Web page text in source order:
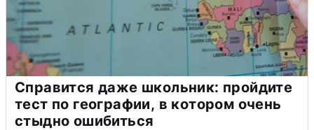
Справится даже школьник: пройдите
тест по географии, в котором очень
стыдно ошибиться